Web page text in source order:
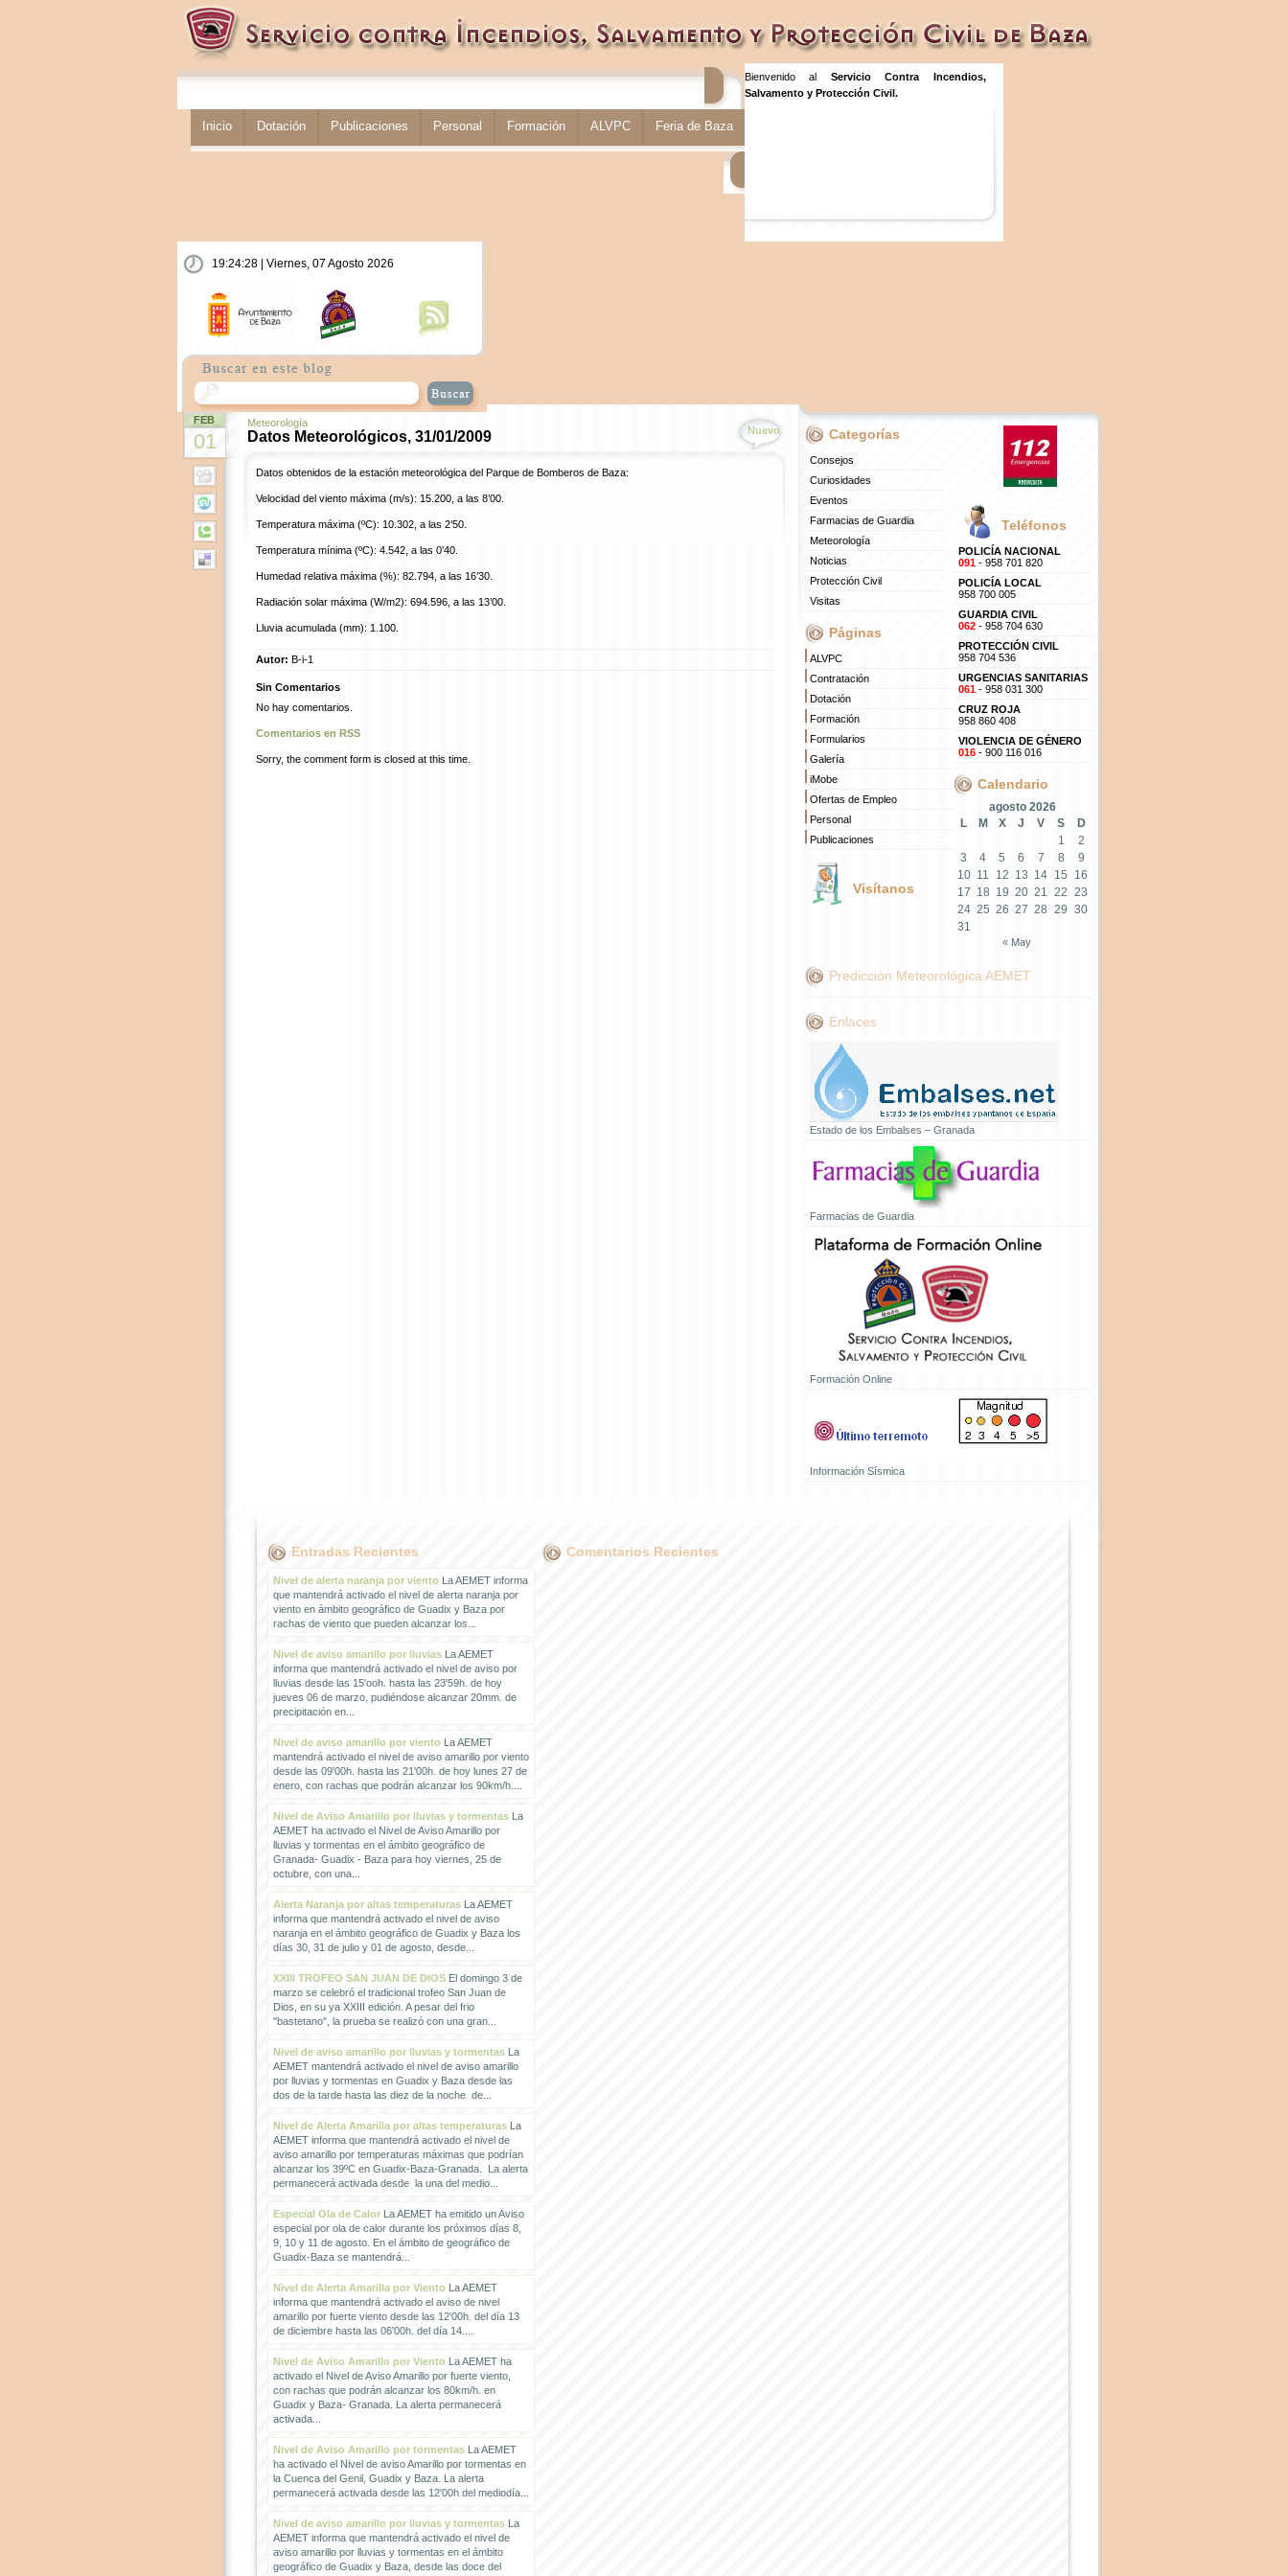
Inicio Dotación Publicaciones Personal Formación ALVPC Feria de Baza
Bienvenido al Servicio Contra Incendios,
Salvamento y Protección Civil.
19:24:28 | Viernes, 07 Agosto 2026
FEB
01
Meteorología
Datos Meteorológicos, 31/01/2009 Nuevo
Datos obtenidos de la estación meteorológica del Parque de Bomberos de Baza:
Velocidad del viento máxima (m/s): 15.200, a las 8’00.
Temperatura máxima (ºC): 10.302, a las 2’50.
Temperatura mínima (ºC): 4.542, a las 0’40.
Humedad relativa máxima (%): 82.794, a las 16’30.
Radiación solar máxima (W/m2): 694.596, a las 13’00.
Lluvia acumulada (mm): 1.100.
Autor: B-i-1
Sin Comentarios
No hay comentarios.
Comentarios en RSS
Sorry, the comment form is closed at this time.
Categorías
Consejos
Curiosidades
Eventos
Farmacias de Guardia
Meteorología
Noticias
Protección Civil
Visitas
Páginas
ALVPC
Contratación
Dotación
Formación
Formularios
Galería
iMobe
Ofertas de Empleo
Personal
Publicaciones
Visítanos
Teléfonos
POLICÍA NACIONAL
091- 958 701 820
POLICÍA LOCAL
958 700 005
GUARDIA CIVIL
062- 958 704 630
PROTECCIÓN CIVIL
958 704 536
URGENCIAS SANITARIAS
061- 958 031 300
CRUZ ROJA
958 860 408
VIOLENCIA DE GÉNERO
016- 900 116 016
Calendario
agosto 2026
L
M X J V S
D
1
2
3
4 5 6 7 8
9
10 11 12 13 14 15
16
17 18 19 20 21 22 23
24 25 26 27 28 29 30
31
« May
Predicción Meteorológica AEMET
Enlaces
Estado de los Embalses – Granada
Farmacias de Guardia
Formación Online
Información Sísmica
Entradas Recientes
Nivel de alerta naranja por vientoLa AEMET informa
que mantendrá activado el nivel de alerta naranja por
viento en ámbito geográfico de Guadix y Baza por
rachas de viento que pueden alcanzar los...
Nivel de aviso amarillo por lluviasLa AEMET
informa que mantendrá activado el nivel de aviso por
lluvias desde las 15'ooh. hasta las 23'59h. de hoy
jueves 06 de marzo, pudiéndose alcanzar 20mm. de
precipitación en...
Nivel de aviso amarillo por vientoLa AEMET
mantendrá activado el nivel de aviso amarillo por viento
desde las 09'00h. hasta las 21'00h. de hoy lunes 27 de
enero, con rachas que podrán alcanzar los 90km/h....
Nivel de Aviso Amarillo por lluvias y tormentasLa
AEMET ha activado el Nivel de Aviso Amarillo por
lluvias y tormentas en el ámbito geográfico de
Granada- Guadix - Baza para hoy viernes, 25 de
octubre, con una...
Alerta Naranja por altas temperaturasLa AEMET
informa que mantendrá activado el nivel de aviso
naranja en el ámbito geográfico de Guadix y Baza los
días 30, 31 de julio y 01 de agosto, desde...
XXIII TROFEO SAN JUAN DE DIOSEl domingo 3 de
marzo se celebró el tradicional trofeo San Juan de
Dios, en su ya XXIII edición. A pesar del frio
"bastetano", la prueba se realizó con una gran...
Nivel de aviso amarillo por lluvias y tormentasLa
AEMET mantendrá activado el nivel de aviso amarillo
por lluvias y tormentas en Guadix y Baza desde las
dos de la tarde hasta las diez de la noche de...
Nivel de Alerta Amarilla por altas temperaturasLa
AEMET informa que mantendrá activado el nivel de
aviso amarillo por temperaturas máximas que podrían
alcanzar los 39ºC en Guadix-Baza-Granada. La alerta
permanecerá activada desde la una del medio...
Especial Ola de CalorLa AEMET ha emitido un Aviso
especial por ola de calor durante los próximos días 8,
9, 10 y 11 de agosto. En el ámbito de geográfico de
Guadix-Baza se mantendrá...
Nivel de Alerta Amarilla por VientoLa AEMET
informa que mantendrá activado el aviso de nivel
amarillo por fuerte viento desde las 12'00h. del día 13
de diciembre hasta las 06'00h. del día 14....
Nivel de Aviso Amarillo por VientoLa AEMET ha
activado el Nivel de Aviso Amarillo por fuerte viento,
con rachas que podrán alcanzar los 80km/h. en
Guadix y Baza- Granada. La alerta permanecerá
activada...
Nivel de Aviso Amarillo por tormentasLa AEMET
ha activado el Nivel de aviso Amarillo por tormentas en
la Cuenca del Genil, Guadix y Baza. La alerta
permanecerá activada desde las 12'00h del mediodía...
Nivel de aviso amarillo por lluvias y tormentasLa
AEMET informa que mantendrá activado el nivel de
aviso amarillo por lluvias y tormentas en el ámbito
geográfico de Guadix y Baza, desde las doce del
Comentarios Recientes